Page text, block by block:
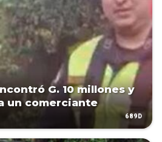
G. 10 millones y
un comerciante
689D